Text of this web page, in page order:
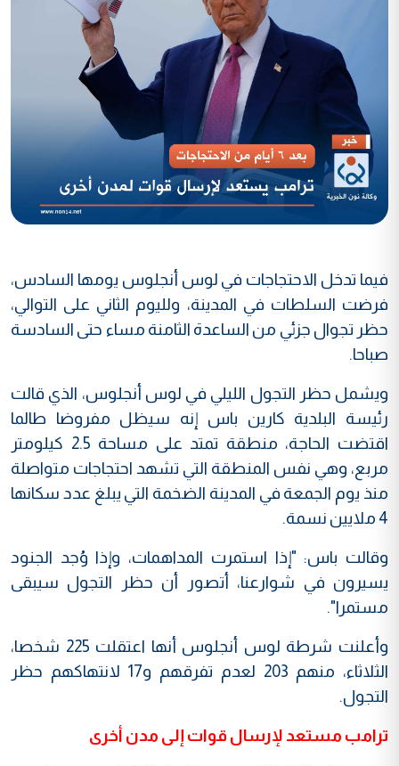
فيما تدخل الاحتجاجات في لوس أنجلوس يومها السادس،
فرضت السلطات في المدينة، ولليوم الثاني على التوالي،
حظر تجوال جزئي من الساعدة الثامنة مساء حتى السادسة
صباحا.
ويشمل حظر التجول الليلي في لوس أنجلوس، الذي قالت
رئيسة البلدية كارين باس إنه سيظل مفروضا طالما
اقتضت الحاجة، منطقة تمتد على مساحة 2.5 كيلومتر
مربع، وهي نفس المنطقة التي تشهد احتجاجات متواصلة
منذ يوم الجمعة في المدينة الضخمة التي يبلغ عدد سكانها
4 ملايين نسمة.
وقالت باس: "إذا استمرت المداهمات، وإذا وُجد الجنود
يسيرون في شوارعنا، أتصور أن حظر التجول سيبقى
مستمرا".
وأعلنت شرطة لوس أنجلوس أنها اعتقلت 225 شخصا،
الثلاثاء، منهم 203 لعدم تفرقهم و17 لانتهاكهم حظر
التجول.
ترامب مستعد لإرسال قوات إلى مدن أخرى